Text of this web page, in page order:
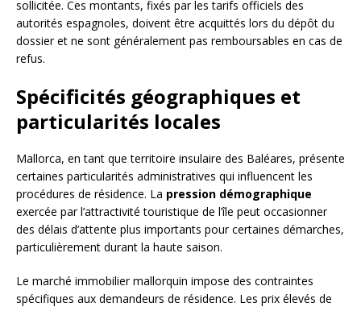
sollicitée. Ces montants, fixés par les tarifs officiels des
autorités espagnoles, doivent être acquittés lors du dépôt du
dossier et ne sont généralement pas remboursables en cas de
refus.
Spécificités géographiques et
particularités locales
Mallorca, en tant que territoire insulaire des Baléares, présente
certaines particularités administratives qui influencent les
procédures de résidence. La pression démographique
exercée par l’attractivité touristique de l’île peut occasionner
des délais d’attente plus importants pour certaines démarches,
particulièrement durant la haute saison.
Le marché immobilier mallorquin impose des contraintes
spécifiques aux demandeurs de résidence. Les prix élevés de